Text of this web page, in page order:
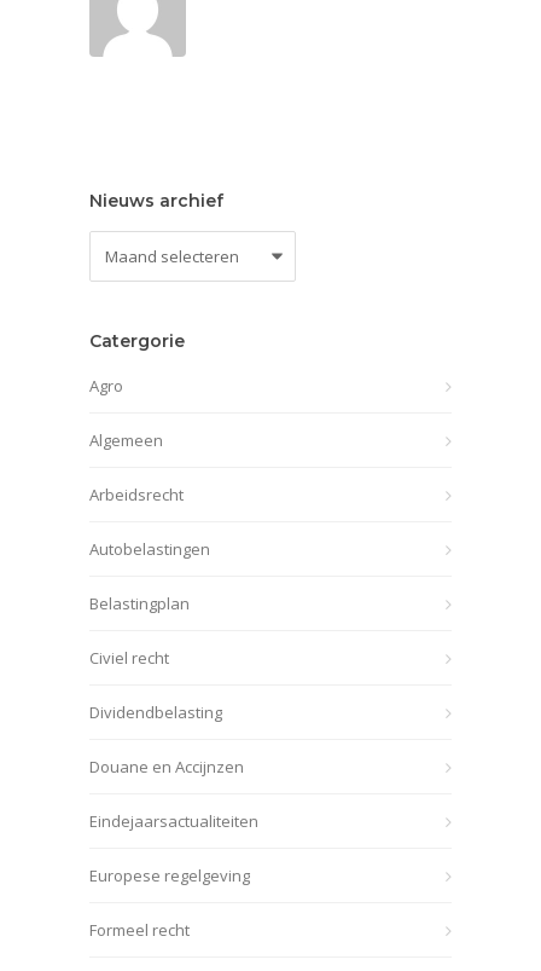
Nieuws archief
Catergorie
Agro
Algemeen
Arbeidsrecht
Autobelastingen
Belastingplan
Civiel recht
Dividendbelasting
Douane en Accijnzen
Eindejaarsactualiteiten
Europese regelgeving
Formeel recht